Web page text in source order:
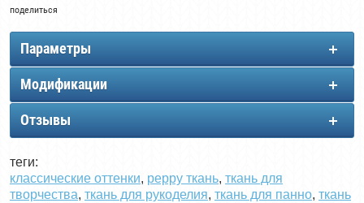
поделиться
Параметры
Модификации
Отзывы
теги:
классические оттенки, peppy ткань, ткань для
творчества, ткань для рукоделия, ткань для панно, ткань